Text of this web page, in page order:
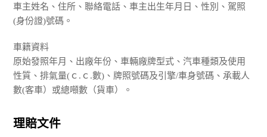
車主姓名、住所、聯絡電話、車主出生年月日、性別、駕照
(身份證)號碼。
車籍資料
原始發照年月、出廠年份、車輛廠牌型式、汽車種類及使用
性質、排氣量(ｃ.ｃ.數)、牌照號碼及引擎/車身號碼、承載人
數(客車）或總噸數（貨車）。
理賠文件